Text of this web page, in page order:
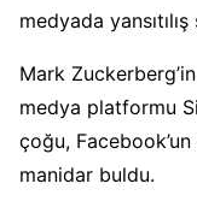
medyada
Mark
medya platformu
çoğu,
manidar buldu.